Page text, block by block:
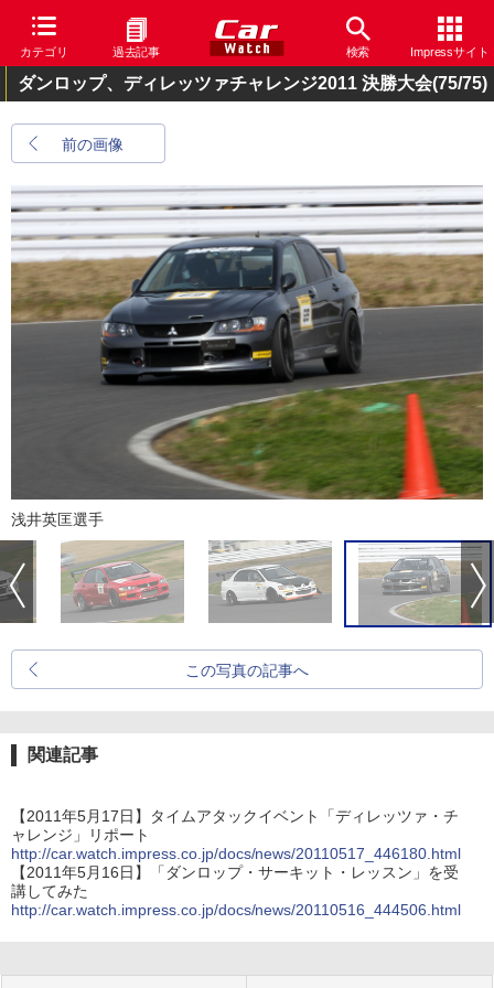
カテゴリ 過去記事 検索 Impressサイト
ダンロップ、ディレッツァチャレンジ2011 決勝大会(75/75)
前の画像
浅井英匡選手
この写真の記事へ
関連記事
【2011年5月17日】タイムアタックイベント「ディレッツァ・チ
ャレンジ」リポート
http://car.watch.impress.co.jp/docs/news/20110517_446180.html
【2011年5月16日】「ダンロップ・サーキット・レッスン」を受
講してみた
http://car.watch.impress.co.jp/docs/news/20110516_444506.html